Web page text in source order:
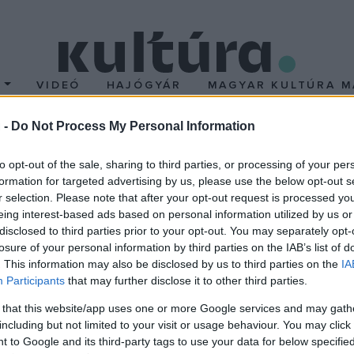
- Do Not Process My Personal Information
opt-out of the sale, sharing to third parties, or processing of your
for targeted advertising by us, please use the below opt-out
selection. Please note that after your opt-out request is processed
interest-based ads based on personal information utilized by us
to third parties prior to your opt-out. You may separately
of your personal information by third parties on the IAB’s list of
This information may also be disclosed by us to third parties on the
Participants that may further disclose it to other third parties.
that this website/app uses one or more Google services and may
but not limited to your visit or usage behaviour. You may
to Google and its third-party tags to use your data for below
VIDEÓ HAJÓGYÁR MAGYAR KULTÚRA
az Adenauer
88 évesRübner a kultúrák, nyelvek és irodalmak közti híd
én Weimarban adják át.
üldözés elől menekülve családjával 1941-ben az akkori